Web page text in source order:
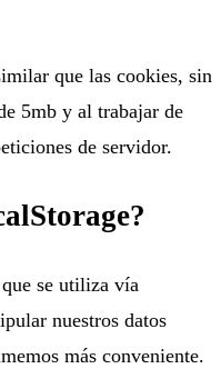
que las cookies, sin
5mb y al trabajar de
de servidor.
se utiliza vía
nuestros datos
más conveniente.